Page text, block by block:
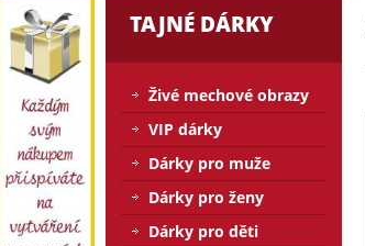
TAJNÉ DÁRKY
Živé mechové obrazy
VIP dárky
Dárky pro muže
Dárky pro ženy
Dárky pro děti